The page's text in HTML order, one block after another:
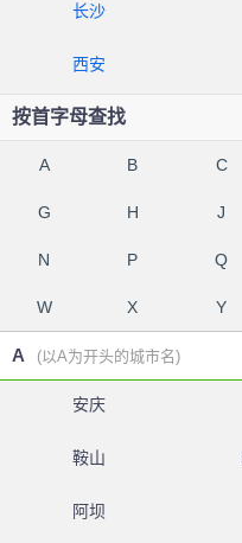
长沙
西安
按首字母查找
A B C
G H J
N P Q
W X Y
A (以A为开头的城市名)
安庆
鞍山
阿坝